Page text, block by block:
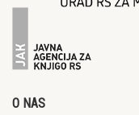
O NAS